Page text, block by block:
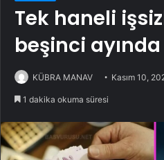
Tek haneli
beşinci ayında
KÜBRA MANAV Kasım 10,
1 dakika okuma süresi